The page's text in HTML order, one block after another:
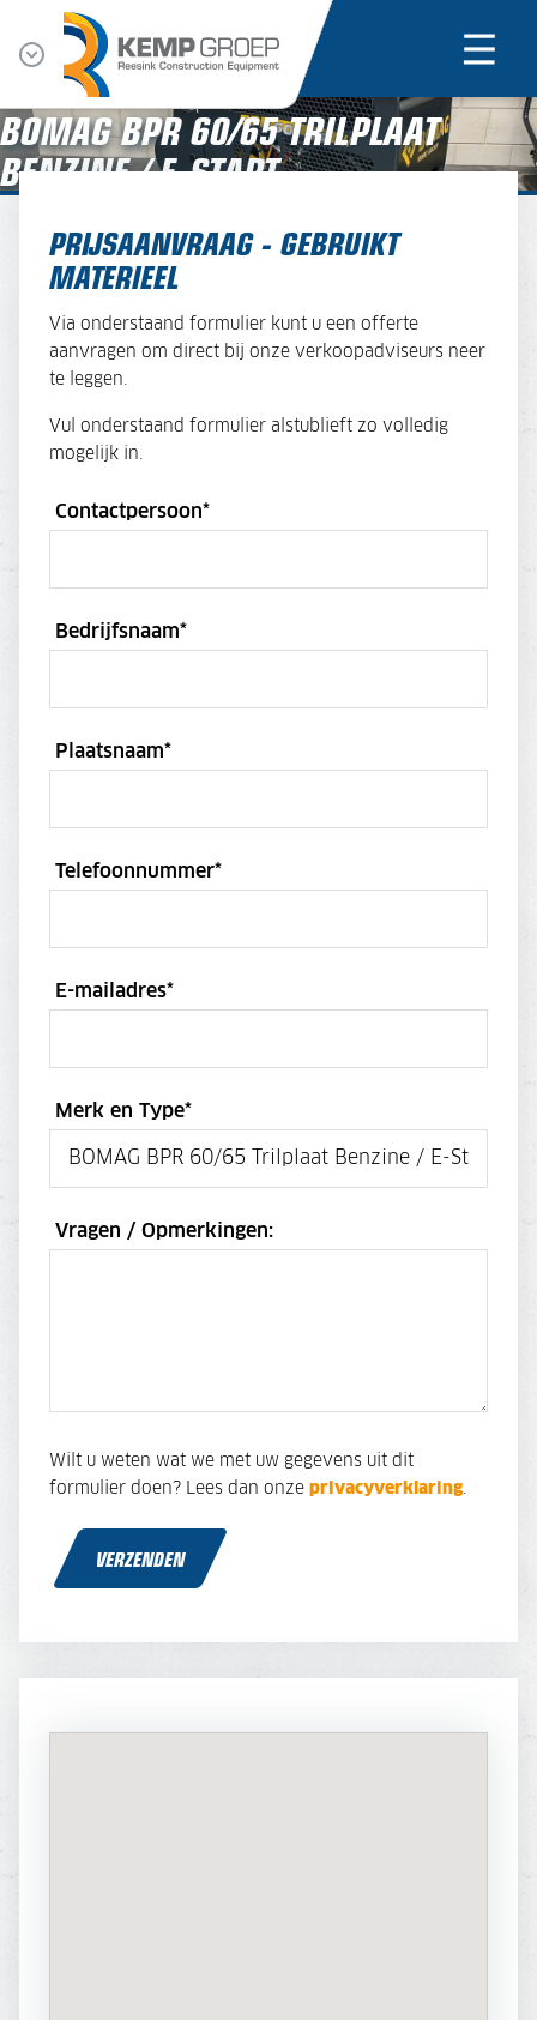
BOMAG BPR 60/65 TRILPLAAT
BENZINE / E-START
PRIJSAANVRAAG - GEBRUIKT
MATERIEEL
Via onderstaand formulier kunt u een offerte
aanvragen om direct bij onze verkoopadviseurs neer
te leggen.
Vul onderstaand formulier alstublieft zo volledig
mogelijk in.
Contactpersoon*
Bedrijfsnaam*
Plaatsnaam*
Telefoonnummer*
E-mailadres*
Merk en Type*
Vragen / Opmerkingen:
Wilt u weten wat we met uw gegevens uit dit
formulier doen? Lees dan onze privacyverklaring.
VERZENDEN